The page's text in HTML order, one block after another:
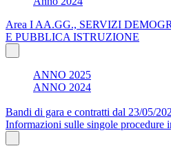
Area I AA.GG., SERVIZI
E PUBBLICA ISTRUZIONE
ANNO 2025
ANNO 2024
Bandi di gara e contratti dal 23/05/
Informazioni sulle singole procedure